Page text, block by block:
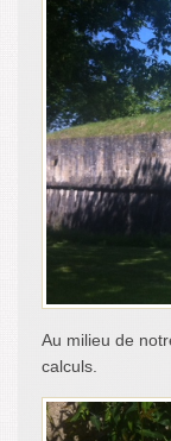
Au milieu de
calculs.